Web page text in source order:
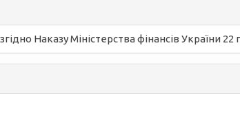
Наказу Міністерства фінансів України 22